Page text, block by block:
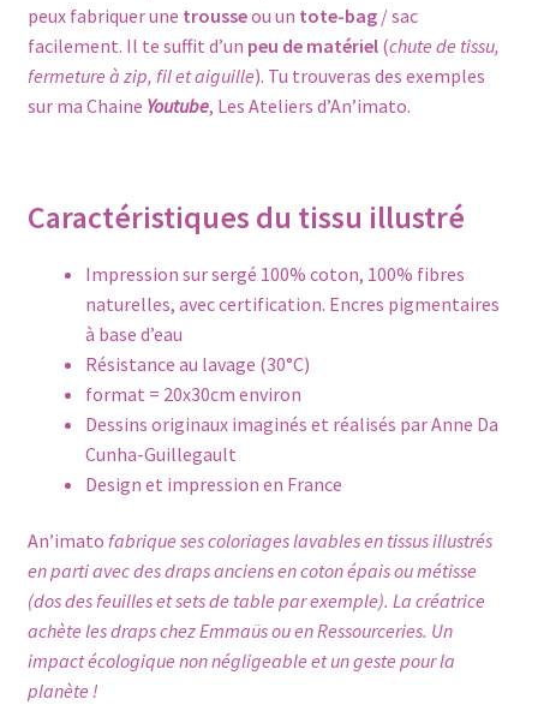
peux fabriquer une trousseou un tote-bag/ sac
facilement. Il te suffit d’un peu de matériel(chute de tissu,
fermeture à zip, fil et aiguille). Tu trouveras des exemples
sur ma Chaine Youtube, Les Ateliers d’An’imato.
Caractéristiques du tissu illustré
Impression sur sergé 100% coton, 100% fibres
naturelles, avec certification. Encres pigmentaires
à base d’eau
Résistance au lavage (30°C)
format = 20x30cm environ
Dessins originaux imaginés et réalisés par Anne Da
Cunha-Guillegault
Design et impression en France
An’imato fabrique ses coloriages lavables en tissus illustrés
en parti avec des draps anciens en coton épais ou métisse
(dos des feuilles et sets de table par exemple). La créatrice
achète les draps chez Emmaüs ou en Ressourceries. Un
impact écologique non négligeable et un geste pour la
planète !